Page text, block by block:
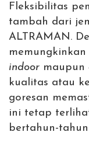
Fleksibilitas
tambah dari
ALTRAMAN.
indoor maupun
kualitas atau
goresan
ini tetap
bertahun-